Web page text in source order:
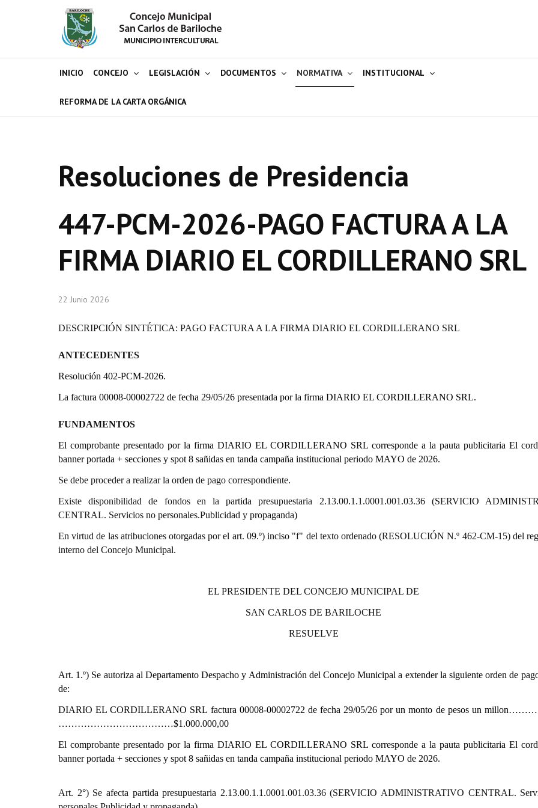
INICIO CONCEJO LEGISLACIÓN DOCUMENTOS NORMATIVA INSTITUCIONAL
REFORMA DE LA CARTA ORGÁNICA
Resoluciones de Presidencia
447-PCM-2026-PAGO FACTURA A LA
FIRMA DIARIO EL CORDILLERANO SRL
22 Junio 2026
DESCRIPCIÓN SINTÉTICA: PAGO FACTURA A LA FIRMA DIARIO EL CORDILLERANO SRL
ANTECEDENTES
Resolución 402-PCM-2026.
La factura 00008-00002722 de fecha 29/05/26 presentada por la firma DIARIO EL CORDILLERANO SRL.
FUNDAMENTOS
El comprobante presentado por la firma DIARIO EL CORDILLERANO SRL corresponde a la pauta publicitaria El
banner portada + secciones y spot 8 sañidas en tanda campaña institucional periodo MAYO de 2026.
Se debe proceder a realizar la orden de pago correspondiente.
Existe disponibilidad de fondos en la partida presupuestaria 2.13.00.1.1.0001.001.03.36 (SERVICIO
CENTRAL. Servicios no personales.Publicidad y propaganda)
En virtud de las atribuciones otorgadas por el art. 09.º) inciso "f" del texto ordenado (RESOLUCIÓN N.º 462-CM-15) del
interno del Concejo Municipal.
EL PRESIDENTE DEL CONCEJO MUNICIPAL DE
SAN CARLOS DE BARILOCHE
RESUELVE
Art. 1.º) Se autoriza al Departamento Despacho y Administración del Concejo Municipal a extender la siguiente orden de
de:
DIARIO EL CORDILLERANO SRL factura 00008-00002722 de fecha 29/05/26 por un monto de pesos un
………………………………$1.000.000,00
El comprobante presentado por la firma DIARIO EL CORDILLERANO SRL corresponde a la pauta publicitaria El
banner portada + secciones y spot 8 sañidas en tanda campaña institucional periodo MAYO de 2026.
Art. 2°) Se afecta partida presupuestaria 2.13.00.1.1.0001.001.03.36 (SERVICIO ADMINISTRATIVO CENTRAL.